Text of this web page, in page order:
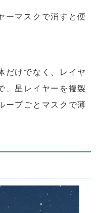
ーマスクで消すと便
だけでなく、レイヤ
、星レイヤーを複製
ープごとマスクで薄